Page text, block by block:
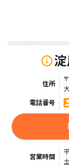
info_outline
住所
電話番号
営業時間